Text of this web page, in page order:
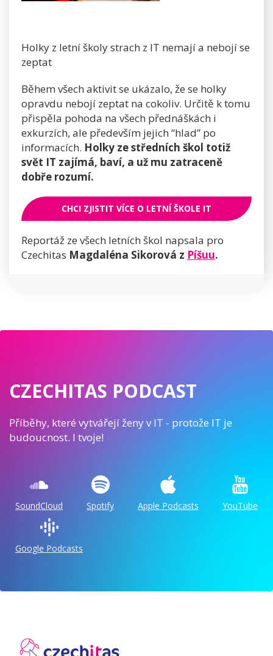
Holky z letní školy strach z IT nemají a nebojí se
zeptat
Během všech aktivit se ukázalo, že se holky
opravdu nebojí zeptat na cokoliv. Určitě k tomu
přispěla pohoda na všech přednáškách i
exkurzích, ale především jejich “hlad” po
informacích. Holky ze středních škol totiž
svět IT zajímá, baví, a už mu zatraceně
dobře rozumí.
CHCI ZJISTIT VÍCE O LETNÍ ŠKOLE IT
Reportáž ze všech letních škol napsala pro
Czechitas Magdaléna Sikorová z Píšuu.
CZECHITAS PODCAST
Příběhy, které vytvářejí ženy v IT - protože IT je
budoucnost. I tvoje!
SoundCloud Spotify Apple Podcasts YouTube
Google Podcasts